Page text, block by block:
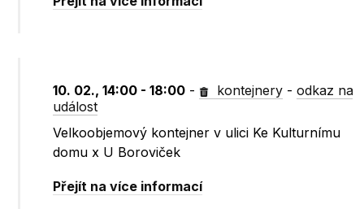
10. 02., 14:00 - 18:00 - kontejnery -odkaz na
událost
Velkoobjemový kontejner v ulici Ke Kulturnímu
domu x U Boroviček
Přejít na více informací